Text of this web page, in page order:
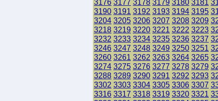
3176 3177 3178 3179 3180 3181
3190 3191 3192 3193 3194 3195
3204 3205 3206 3207 3208 3209
3218 3219 3220 3221 3222 3223
3232 3233 3234 3235 3236 3237
3246 3247 3248 3249 3250 3251
3260 3261 3262 3263 3264 3265
3274 3275 3276 3277 3278 3279
3288 3289 3290 3291 3292 3293
3302 3303 3304 3305 3306 3307
3316 3317 3318 3319 3320 3321